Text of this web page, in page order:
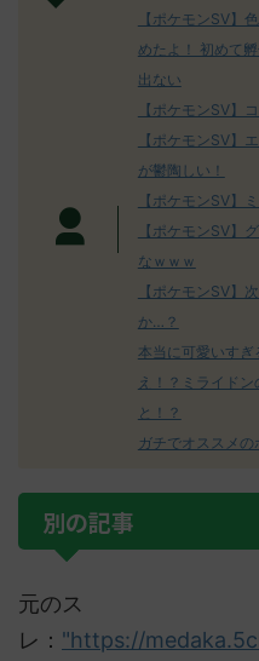
【ポケモンSV】
めたよ！ 初めて
出ない
【ポケモンSV】
【ポケモンSV】
が鬱陶しい！
【ポケモンSV】
【ポケモンSV】
なｗｗｗ
【ポケモンSV】
か…？
本当に可愛いすぎ
え！？ミライド
と！？
ガチでオススメの
別の記事
元のス
レ： "https://